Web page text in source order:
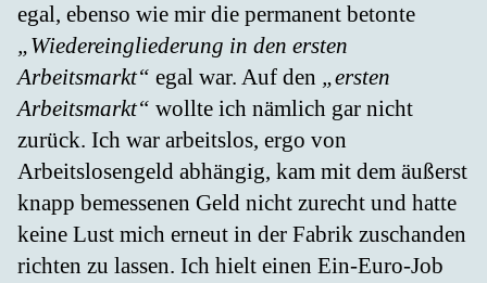
egal, ebenso wie mir die permanent betonte
„Wiedereingliederung in den ersten
Arbeitsmarkt“ egal war. Auf den „ersten
Arbeitsmarkt“ wollte ich nämlich gar nicht
zurück. Ich war arbeitslos, ergo von
Arbeitslosengeld abhängig, kam mit dem äußerst
knapp bemessenen Geld nicht zurecht und hatte
keine Lust mich erneut in der Fabrik zuschanden
richten zu lassen. Ich hielt einen Ein-Euro-Job